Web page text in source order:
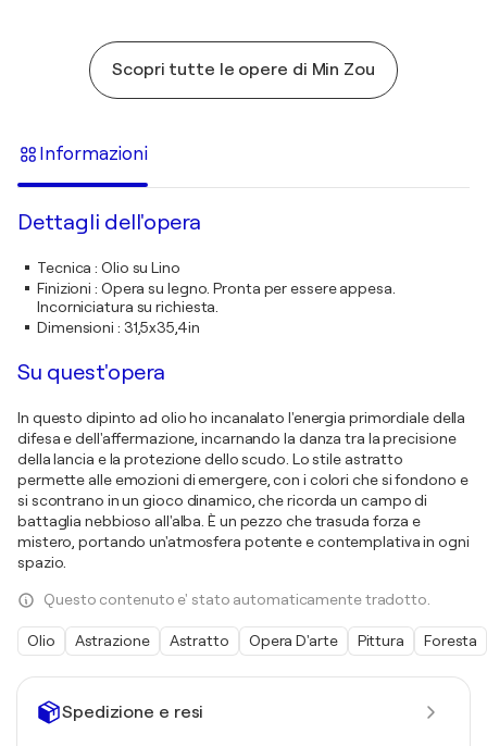
Spedizione e resi
Scopri tutte le opere di Min Zou
Informazioni
Dettagli dell'opera
Tecnica :Olio su Lino
Finizioni : Opera su legno. Pronta per essere appesa.
Incorniciatura su richiesta.
Dimensioni : 31,5x35,4in
Su quest'opera
In questo dipinto ad olio ho incanalato l'energia primordiale della
difesa e dell'affermazione, incarnando la danza tra la precisione
della lancia e la protezione dello scudo. Lo stile astratto
permette alle emozioni di emergere, con i colori che si fondono e
si scontrano in un gioco dinamico, che ricorda un campo di
battaglia nebbioso all'alba. È un pezzo che trasuda forza e
mistero, portando un'atmosfera potente e contemplativa in ogni
spazio.
Questo contenuto e' stato automaticamente tradotto.
Olio Astrazione Astratto Opera D'arte Pittura Foresta